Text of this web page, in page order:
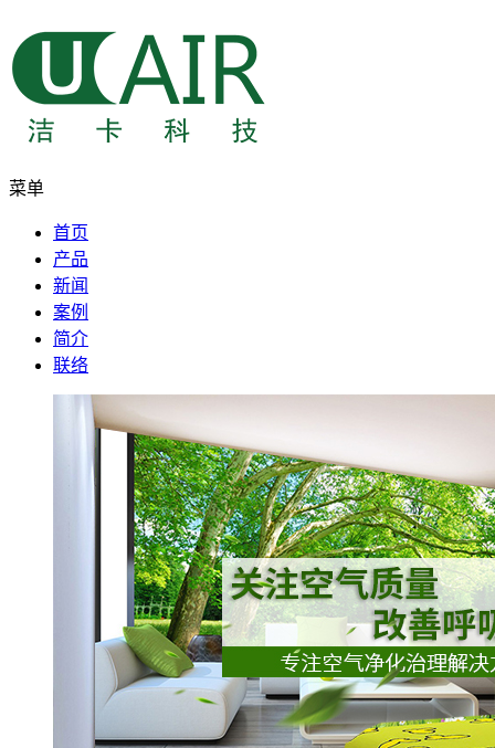
菜单
首页
产品
新闻
案例
简介
联络